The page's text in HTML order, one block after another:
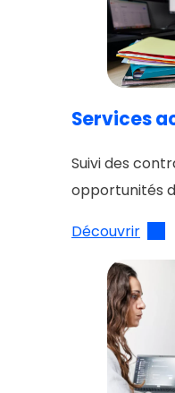
Services
Suivi des
opportunités
Découvrir